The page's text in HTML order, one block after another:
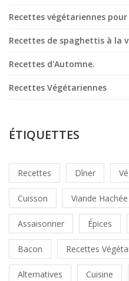
Recettes végétariennes
Recettes de spaghettis à la
Recettes d'Automne.
Recettes Végétariennes
ÉTIQUETTES
Recettes Dîner
Cuisson Viande Hachée
Assaisonner Épices
Bacon Recettes
Alternatives Cuisine